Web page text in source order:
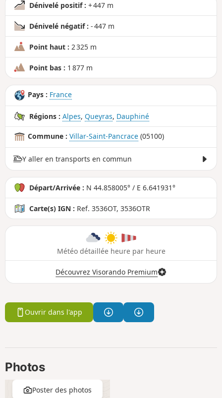
Dénivelé positif : + 447 m
Dénivelé négatif : - 447 m
Point haut : 2 325 m
Point bas : 1 877 m
Pays : France
Régions : Alpes, Queyras, Dauphiné
Commune : Villar-Saint-Pancrace (05100)
Y aller en transports en commun
Départ/Arrivée : N 44.858005° / E 6.641931°
Carte(s) IGN : Ref. 3536OT, 3536OTR
Météo détaillée heure par heure
Découvrez Visorando Premium
Ouvrir dans l'app
Photos
Poster des photos